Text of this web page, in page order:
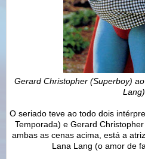
Gerard Christopher (Superboy)
Lang)
O seriado teve ao todo dois
Temporada) e Gerard
ambas as cenas acima, está a
Lana Lang (o amor de